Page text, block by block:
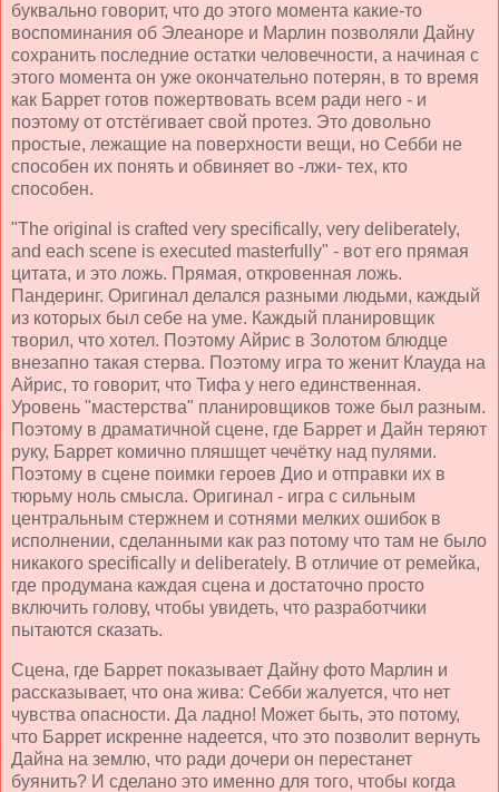
буквально говорит, что до этого момента какие-то
воспоминания об Элеаноре и Марлин позволяли Дайну
сохранить последние остатки человечности, а начиная с
этого момента он уже окончательно потерян, в то время
как Баррет готов пожертвовать всем ради него - и
поэтому от отстёгивает свой протез. Это довольно
простые, лежащие на поверхности вещи, но Себби не
способен их понять и обвиняет во -лжи- тех, кто
способен.
"The original is crafted very specifically, very deliberately,
and each scene is executed masterfully" - вот его прямая
цитата, и это ложь. Прямая, откровенная ложь.
Пандеринг. Оригинал делался разными людьми, каждый
из которых был себе на уме. Каждый планировщик
творил, что хотел. Поэтому Айрис в Золотом блюдце
внезапно такая стерва. Поэтому игра то женит Клауда на
Айрис, то говорит, что Тифа у него единственная.
Уровень "мастерства" планировщиков тоже был разным.
Поэтому в драматичной сцене, где Баррет и Дайн теряют
руку, Баррет комично пляшщет чечётку над пулями.
Поэтому в сцене поимки героев Дио и отправки их в
тюрьму ноль смысла. Оригинал - игра с сильным
центральным стержнем и сотнями мелких ошибок в
исполнении, сделанными как раз потому что там не было
никакого specifically и deliberately. В отличие от ремейка,
где продумана каждая сцена и достаточно просто
включить голову, чтобы увидеть, что разработчики
пытаются сказать.
Сцена, где Баррет показывает Дайну фото Марлин и
рассказывает, что она жива: Себби жалуется, что нет
чувства опасности. Да ладно! Может быть, это потому,
что Баррет искренне надеется, что это позволит вернуть
Дайна на землю, что ради дочери он перестанет
буянить? И сделано это именно для того, чтобы когда